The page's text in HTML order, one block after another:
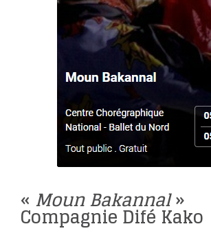
« Moun Bakannal»
Compagnie Difé Kako